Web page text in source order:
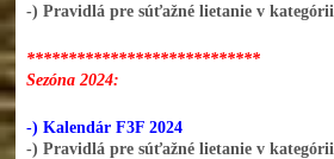
-) Pravidlá pre súťažné lietanie v kategórii
****************************
Sezóna 2024:
-) Kalendár F3F 2024
-) Pravidlá pre súťažné lietanie v kategórii